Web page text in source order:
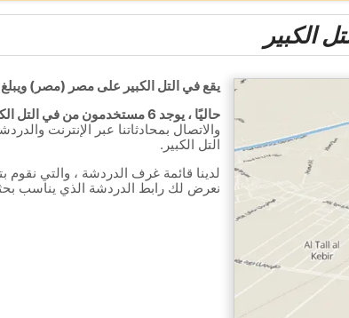
الكبير
يقع في التل الكبير على مصر (مصر) ويبلغ عدد
حاليًا ، يوجد 6 مستخدمون من في التل الكبير متصلون بالدردشة.
والاتصال بمحادثاتنا عبر الإنترنت
التل الكبير.
لدينا قائمة غرف الدردشة ، والتي نقوم
نعرض لك رابط الدردشة الذي يناسب